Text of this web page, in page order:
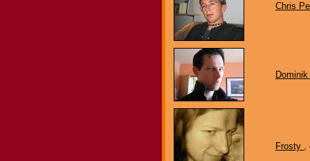
Chris
Dominik
Frosty ,